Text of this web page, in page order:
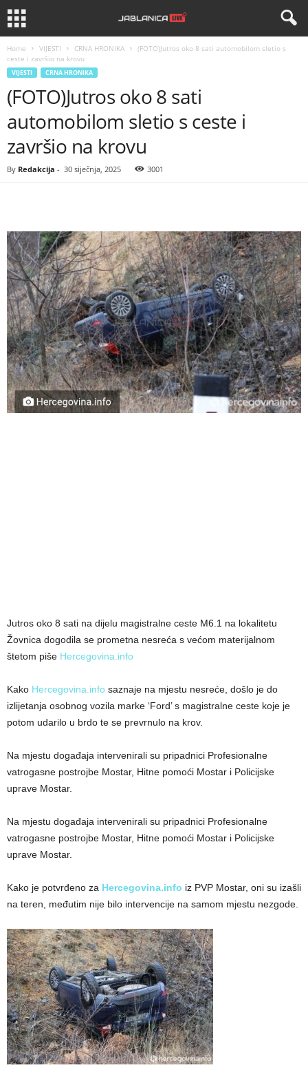
Home VIJESTI CRNA HRONIKA
(FOTO)Jutros oko 8 sati automobilom sletio s
ceste i završio na krovu
VIJESTI CRNA HRONIKA
(FOTO)Jutros oko 8 sati
automobilom sletio s ceste i
završio na krovu
By Redakcija - 30 siječnja, 2025 3001
Jutros oko 8 sati na dijelu magistralne ceste M6.1 na lokalitetu
Žovnica dogodila se prometna nesreća s većom materijalnom
štetom piše Hercegovina.info
Kako Hercegovina.info saznaje na mjestu nesreće, došlo je do
izlijetanja osobnog vozila marke ‘Ford’ s magistralne ceste koje je
potom udarilo u brdo te se prevrnulo na krov.
Na mjestu događaja intervenirali su pripadnici Profesionalne
vatrogasne postrojbe Mostar, Hitne pomoći Mostar i Policijske
uprave Mostar.
Na mjestu događaja intervenirali su pripadnici Profesionalne
vatrogasne postrojbe Mostar, Hitne pomoći Mostar i Policijske
uprave Mostar.
Kako je potvrđeno za Hercegovina.info iz PVP Mostar, oni su izašli
na teren, međutim nije bilo intervencije na samom mjestu nezgode.